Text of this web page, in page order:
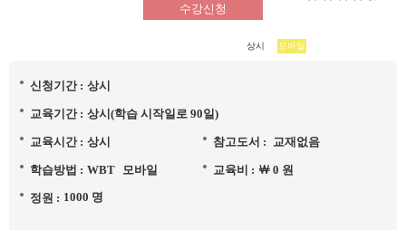
수강신청
상시 모바일
신청기간 : 상시
교육기간 : 상시(학습 시작일로 90일)
교육시간 : 상시 참고도서 : 교재없음
학습방법 : WBT 모바일 교육비 : ￦ 0 원
정원 : 1000 명